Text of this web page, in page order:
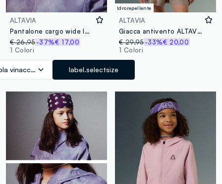
ALTAVIA
Pantalone cargo wide leg ALTAVIA WITH DEBORAH COMPAGNONI
€ 26,95-37%€ 17,00
1 Colori
vinaccia label.selectsize
Idrorepellente
ALTAVIA
Giacca antivento ALTAVIA WITH DEBORAH COMPAGNONI
€ 29,95 -33%€ 20,00
1 Colori